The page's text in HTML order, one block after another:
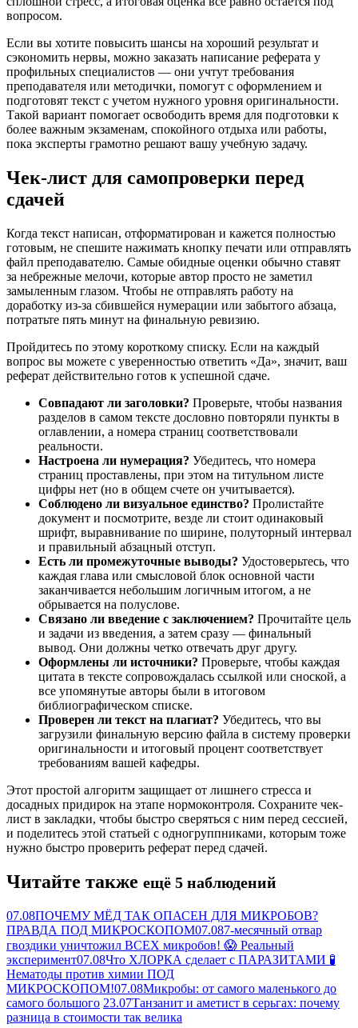
вопросом.
Если вы хотите повысить шансы на хороший результат и
сэкономить нервы, можно заказать написание реферата у
профильных специалистов — они учтут требования
преподавателя или методички, помогут с оформлением и
подготовят текст с учетом нужного уровня оригинальности.
Такой вариант помогает освободить время для подготовки к
более важным экзаменам, спокойного отдыха или работы,
пока эксперты грамотно решают вашу учебную задачу.
Чек-лист для самопроверки перед
сдачей
Когда текст написан, отформатирован и кажется полностью
готовым, не спешите нажимать кнопку печати или отправлять
файл преподавателю. Самые обидные оценки обычно ставят
за небрежные мелочи, которые автор просто не заметил
замыленным глазом. Чтобы не отправлять работу на
доработку из-за сбившейся нумерации или забытого абзаца,
потратьте пять минут на финальную ревизию.
Пройдитесь по этому короткому списку. Если на каждый
вопрос вы можете с уверенностью ответить «Да», значит, ваш
реферат действительно готов к успешной сдаче.
Совпадают ли заголовки? Проверьте, чтобы названия
разделов в самом тексте дословно повторяли пункты в
оглавлении, а номера страниц соответствовали
реальности.
Настроена ли нумерация? Убедитесь, что номера
страниц проставлены, при этом на титульном листе
цифры нет (но в общем счете он учитывается).
Соблюдено ли визуальное единство? Пролистайте
документ и посмотрите, везде ли стоит одинаковый
шрифт, выравнивание по ширине, полуторный интервал
и правильный абзацный отступ.
Есть ли промежуточные выводы? Удостоверьтесь, что
каждая глава или смысловой блок основной части
заканчивается небольшим логичным итогом, а не
обрывается на полуслове.
Связано ли введение с заключением? Прочитайте цель
и задачи из введения, а затем сразу — финальный
вывод. Они должны четко отвечать друг другу.
Оформлены ли источники? Проверьте, чтобы каждая
цитата в тексте сопровождалась ссылкой или сноской, а
все упомянутые авторы были в итоговом
библиографическом списке.
Проверен ли текст на плагиат? Убедитесь, что вы
загрузили финальную версию файла в систему проверки
оригинальности и итоговый процент соответствует
требованиям вашей кафедры.
Этот простой алгоритм защищает от лишнего стресса и
досадных придирок на этапе нормоконтроля. Сохраните чек-
лист в закладки, чтобы быстро сверяться с ним перед сессией,
и поделитесь этой статьей с одногруппниками, которым тоже
нужно быстро проверить реферат перед сдачей.
Читайте также ещё 5 наблюдений
07.08ПОЧЕМУ МЁД ТАК ОПАСЕН ДЛЯ МИКРОБОВ?
ПРАВДА ПОД МИКРОСКОПОМ07.087-месячный отвар
гвоздики уничтожил ВСЕХ микробов! 😱 Реальный
эксперимент07.08Что ХЛОРКА сделает с ПАРАЗИТАМИ 🧪
Нематоды против химии ПОД
МИКРОСКОПОМ!07.08Микробы: от самого маленького до
самого большого 23.07Танзанит и аметист в серьгах: почему
разница в стоимости так велика